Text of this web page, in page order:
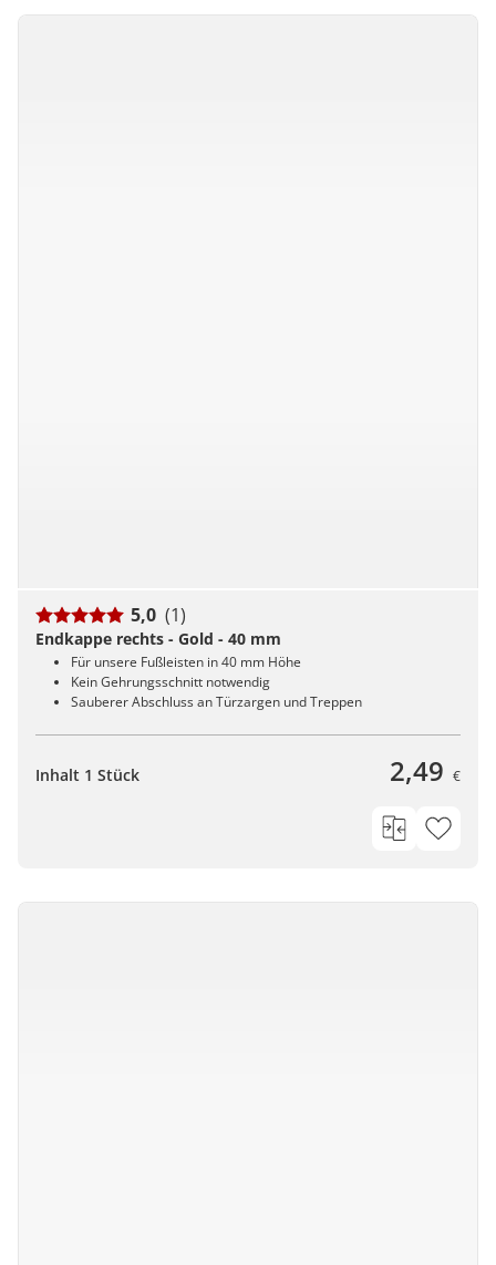
5,0 (1)
Endkappe rechts - Gold - 40 mm
Für unsere Fußleisten in 40 mm Höhe
Kein Gehrungsschnitt notwendig
Sauberer Abschluss an Türzargen und Treppen
Inhalt 1 Stück 2,49 €